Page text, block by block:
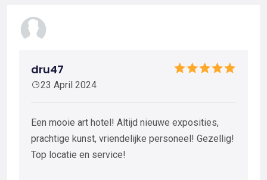
dru47
23 April 2024
Een mooie art hotel! Altijd nieuwe exposities,
prachtige kunst, vriendelijke personeel! Gezellig!
Top locatie en service!